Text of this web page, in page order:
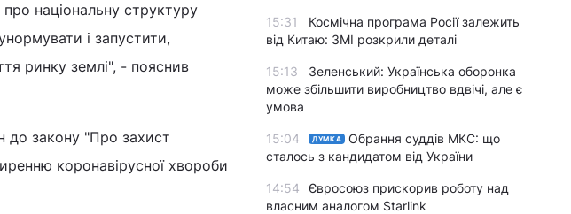
національну структуру
і запустити,
ринку землі", - пояснив
до закону "Про захист
коронавірусної хвороби
15:31
Космічна програма Росії залежить
від Китаю: ЗМІ розкрили деталі
15:13
Зеленський: Українська оборонка
може збільшити виробництво вдвічі, але є
умова
15:04 ДУМКА
Обрання суддів МКС: що
сталось з кандидатом від України
14:54
Євросоюз прискорив роботу над
власним аналогом Starlink